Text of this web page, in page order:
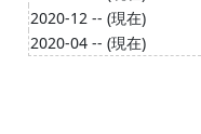
2020-12 -- (現在)
2020-04 -- (現在)